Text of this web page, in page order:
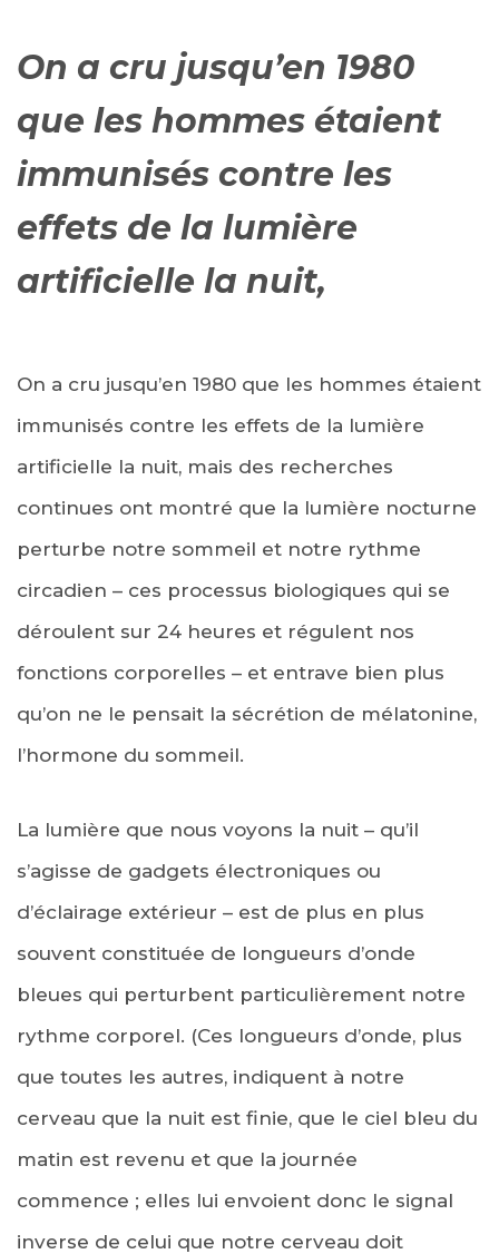
On a cru jusqu’en 1980
que les hommes étaient
immunisés contre les
effets de la lumière
artificielle la nuit,
On a cru jusqu’en 1980 que les hommes étaient
immunisés contre les effets de la lumière
artificielle la nuit, mais des recherches
continues ont montré que la lumière nocturne
perturbe notre sommeil et notre rythme
circadien – ces processus biologiques qui se
déroulent sur 24 heures et régulent nos
fonctions corporelles – et entrave bien plus
qu’on ne le pensait la sécrétion de mélatonine,
l’hormone du sommeil.
La lumière que nous voyons la nuit – qu’il
s’agisse de gadgets électroniques ou
d’éclairage extérieur – est de plus en plus
souvent constituée de longueurs d’onde
bleues qui perturbent particulièrement notre
rythme corporel. (Ces longueurs d’onde, plus
que toutes les autres, indiquent à notre
cerveau que la nuit est finie, que le ciel bleu du
matin est revenu et que la journée
commence ; elles lui envoient donc le signal
inverse de celui que notre cerveau doit